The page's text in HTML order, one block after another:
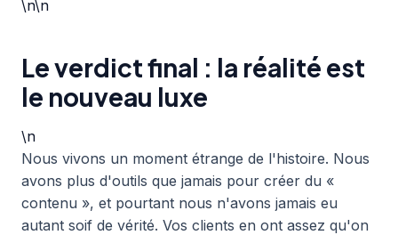
\n\n
Le verdict final : la réalité est
le nouveau luxe
\n
Nous vivons un moment étrange de l'histoire. Nous
avons plus d'outils que jamais pour créer du «
contenu », et pourtant nous n'avons jamais eu
autant soif de vérité. Vos clients en ont assez qu'on